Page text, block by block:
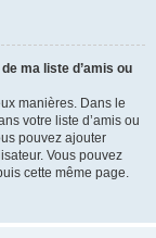
ma liste d’amis ou
manières. Dans le
votre liste d’amis ou
pouvez ajouter
Vous pouvez
cette même page.